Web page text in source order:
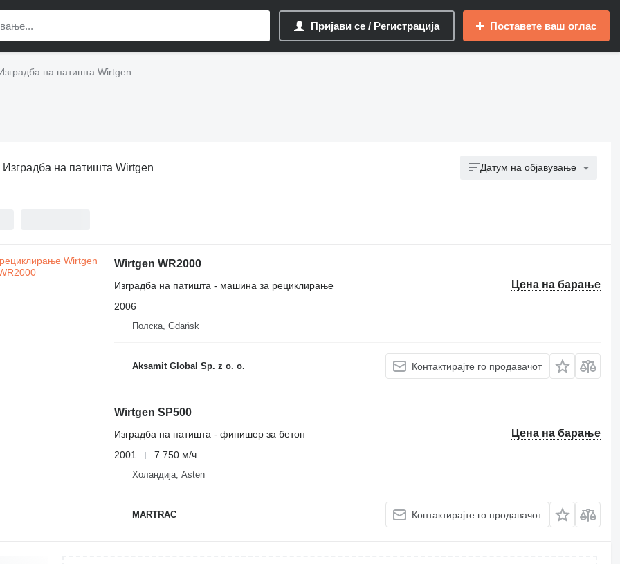
Пријави се / Регистрација Поставете ваш оглас
на патишта Wirtgen
Изградба на патишта Wirtgen Датум на објавување
Wirtgen WR2000
Цена на барање
Изградба на патишта - машина за рециклирање
2006
Полска, Gdańsk
Aksamit Global Sp. z o. o. Контактирајте го продавачот
Wirtgen SP500
Цена на барање
Изградба на патишта - финишер за бетон
2001
7.750 м/ч
Холандија, Asten
MARTRAC Контактирајте го продавачот